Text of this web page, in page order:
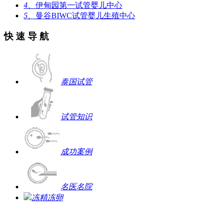
4、 伊甸园第一试管婴儿中心
5、 曼谷BIWC试管婴儿生殖中心
快 速 导 航
泰国试管
试管知识
成功案例
名医名院
冻精冻卵